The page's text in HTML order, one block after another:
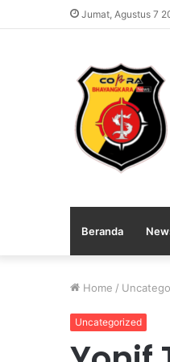
Jumat, Agustus 7
Beranda
Home /
Uncategorized